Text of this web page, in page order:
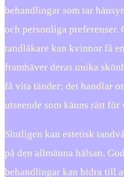
behandlingar som tar
och personliga preferenser.
tandläkare kan kvinnor få
framhäver deras unika
få vita tänder; det handlar
utseende som känns rätt
Slutligen kan estetisk
på den allmänna hälsan.
behandlingar kan bidra till